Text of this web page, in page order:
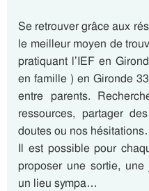
Se retrouver grâce aux
le meilleur moyen de
pratiquant l’IEF en
en famille ) en Gironde
entre parents.
ressources, partager
doutes ou nos
Il est possible pour
proposer une sortie,
un lieu sympa…